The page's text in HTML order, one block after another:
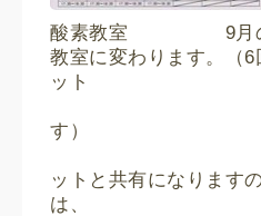
酸素教室 9月の土
教室に変わります。（
ット
が必要と
す）
とんぼ玉
ットと共有になります
は、